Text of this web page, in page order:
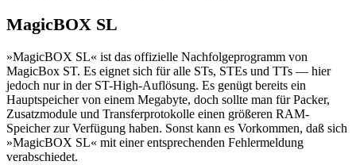
MagicBOX SL
»MagicBOX SL« ist das offizielle Nachfolgeprogramm von
MagicBox ST. Es eignet sich für alle STs, STEs und TTs — hier
jedoch nur in der ST-High-Auflösung. Es genügt bereits ein
Hauptspeicher von einem Megabyte, doch sollte man für Packer,
Zusatzmodule und Transferprotokolle einen größeren RAM-
Speicher zur Verfügung haben. Sonst kann es Vorkommen, daß sich
»MagicBOX SL« mit einer entsprechenden Fehlermeldung
verabschiedet.